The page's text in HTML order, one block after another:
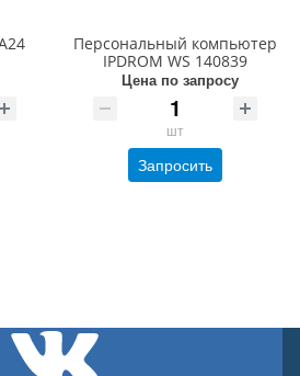
Персональный компьютер
IPDROM WS 140839
Цена по запросу
шт
Запросить